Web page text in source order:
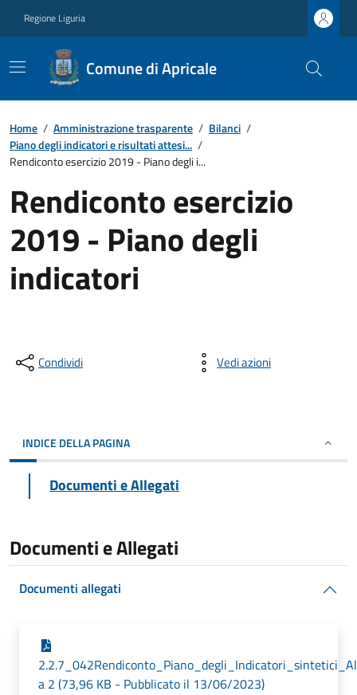
Regione Liguria
Comune di Apricale
Home / Amministrazione trasparente / Bilanci /
Piano degli indicatori e risultati attesi... /
Rendiconto esercizio 2019 - Piano degli i...
Rendiconto esercizio
2019 - Piano degli
indicatori
Condividi Vedi azioni
INDICE DELLA PAGINA
Documenti e Allegati
Documenti e Allegati
Documenti allegati
a 2 (73,96 KB - Pubblicato il 13/06/2023)